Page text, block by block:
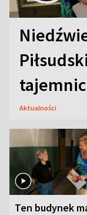
Aktualności
Ten budynek